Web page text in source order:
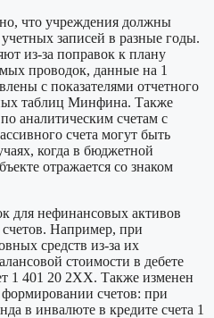
что учреждения должны
записей в разные годы.
из-за поправок к плану
проводок, данные на 1
с показателями отчетного
таблиц Минфина. Также
аналитическим счетам с
счета могут быть
когда в бюджетной
отражается со знаком
для нефинансовых активов
счетов. Например, при
средств из-за их
стоимости в дебете
1 401 20 2XX. Также изменен
счетов: при
в инвалюте в кредите счета 1